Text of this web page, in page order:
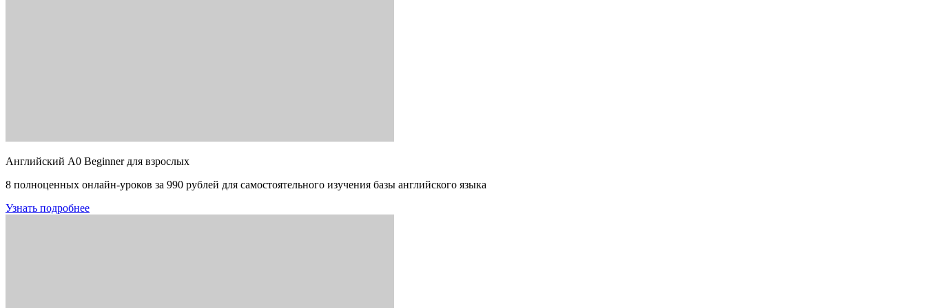
Английский A0 Beginner для взрослых
8 полноценных онлайн-уроков за 990 рублей для самостоятельного изучения базы английского языка
Узнать подробнее